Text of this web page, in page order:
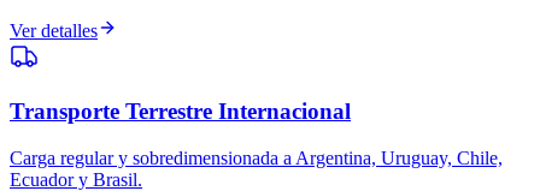
Ver detalles
Transporte Terrestre Internacional
Carga regular y sobredimensionada a Argentina, Uruguay, Chile,
Ecuador y Brasil.